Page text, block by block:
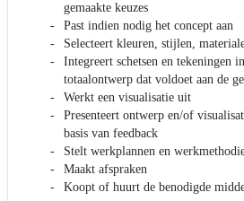
gemaakte keuzes
Past indien nodig het concept aan
Selecteert kleuren, stijlen,
Integreert schetsen en tekeningen
totaalontwerp dat voldoet aan de
Werkt een visualisatie uit
Presenteert ontwerp en/of
basis van feedback
Stelt werkplannen en
Maakt afspraken
Koopt of huurt de benodigde